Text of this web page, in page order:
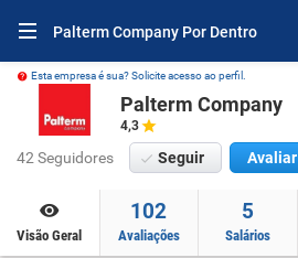
Palterm Company Por Dentro
Esta empresa é sua? Solicite acesso ao perfil.
Palterm Company
4,3
42 Seguidores Seguir Avaliar
Visão Geral
102
Avaliações
5
Salários